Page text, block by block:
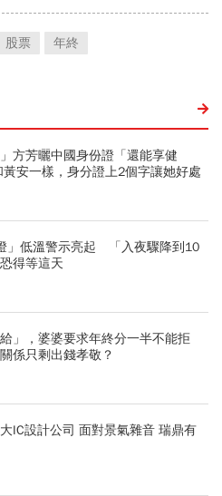
股票 年終
」方芳曬中國身份證「還能享健
安一樣，身分證上2個字讓她好處
」低溫警示亮起 「入夜驟降到10
得等這天
」，婆婆要求年終分一半不能拒
係只剩出錢孝敬？
IC設計公司 面對景氣雜音 瑞鼎有